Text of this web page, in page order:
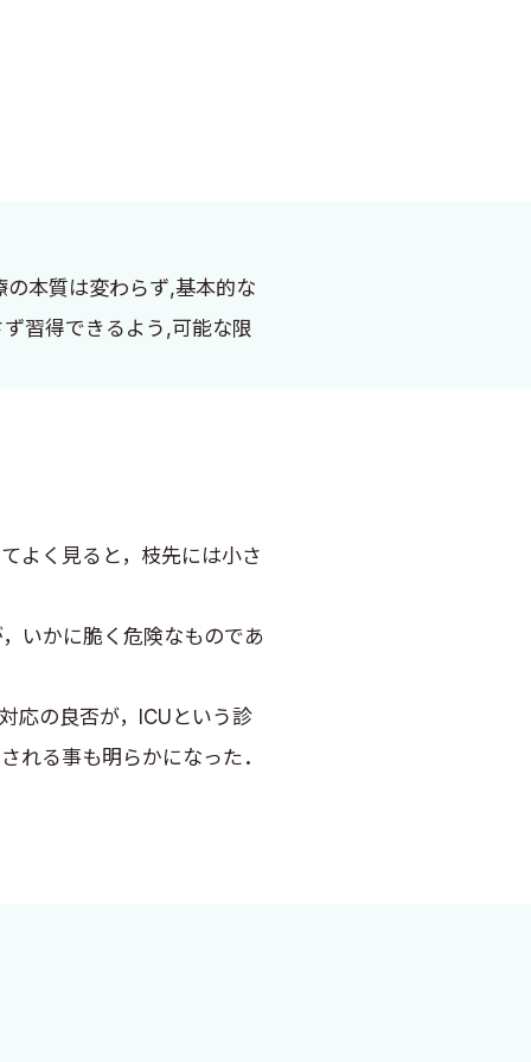
本質は変わらず,基本的な
習得できるよう,可能な限
よく見ると，枝先には小さ
いかに脆く危険なものであ
応の良否が，ICUという診
れる事も明らかになった．
的記載はほとんど出来て
別なことは余りないの
することが重要である．